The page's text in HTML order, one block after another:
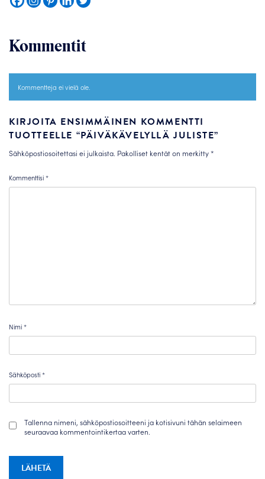
Kommentit
Kommentteja ei vielä ole.
KIRJOITA ENSIMMÄINEN KOMMENTTI
TUOTTEELLE “PÄIVÄKÄVELYLLÄ JULISTE”
Sähköpostiosoitettasi ei julkaista. Pakolliset kentät on merkitty*
Kommenttisi*
Nimi*
Sähköposti*
Tallenna nimeni, sähköpostiosoitteeni ja kotisivuni tähän selaimeen
seuraavaa kommentointikertaa varten.